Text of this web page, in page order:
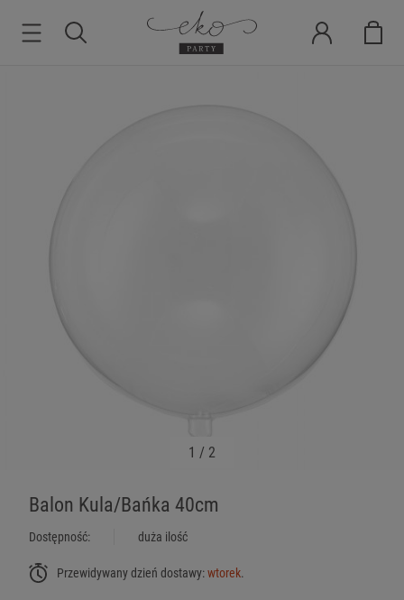
1 / 2
Balon Kula/Bańka 40cm
Dostępność: duża ilość
Przewidywany dzień dostawy:wtorek.